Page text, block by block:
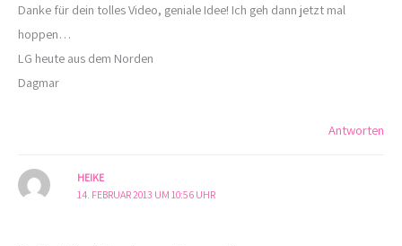
Danke für dein tolles Video, geniale Idee! Ich geh dann jetzt mal
hoppen…
LG heute aus dem Norden
Dagmar
Antworten
HEIKE
14. FEBRUAR 2013 UM 10:56 UHR